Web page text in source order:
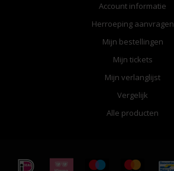
Account informatie
Herroeping aanvragen
Mijn bestellingen
Mijn tickets
Mijn verlanglijst
Vergelijk
Alle producten